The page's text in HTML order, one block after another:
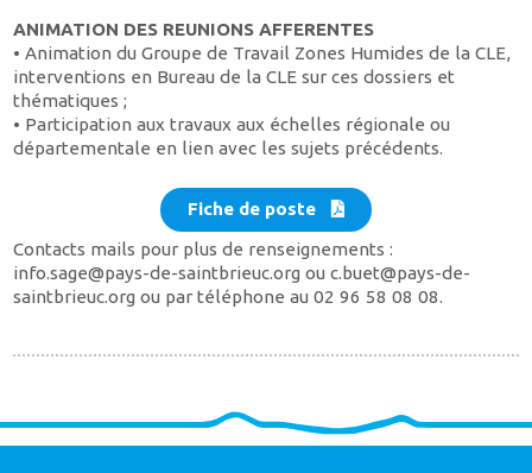
ANIMATION DES REUNIONS AFFERENTES
• Animation du Groupe de Travail Zones Humides de la CLE,
interventions en Bureau de la CLE sur ces dossiers et
thématiques ;
• Participation aux travaux aux échelles régionale ou
départementale en lien avec les sujets précédents.
Fiche de poste
Contacts mails pour plus de renseignements :
info.sage@pays-de-saintbrieuc.org ou c.buet@pays-de-
saintbrieuc.org ou par téléphone au 02 96 58 08 08.